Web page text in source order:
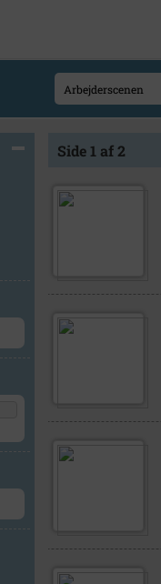
Side 1 af 2